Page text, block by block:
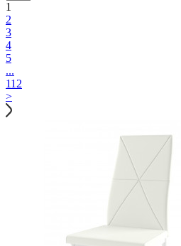
1
2
3
4
5
...
112
>